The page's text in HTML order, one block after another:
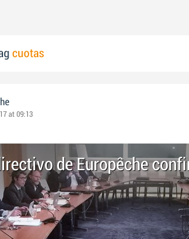
cuotas
at 09:13
de Europêche